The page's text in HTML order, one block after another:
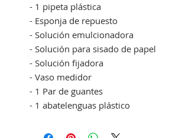
- 1 pipeta plástica
- Esponja de repuesto
- Solución emulcionadora
- Solución para sisado de papel
- Solución fijadora
- Vaso medidor
- 1 Par de guantes
- 1 abatelenguas plástico